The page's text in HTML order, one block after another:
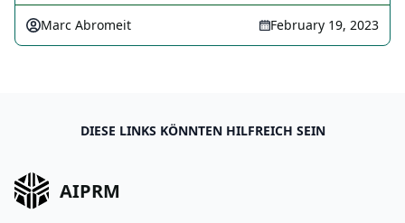
Marc Abromeit February 19, 2023
DIESE LINKS KÖNNTEN HILFREICH SEIN
AIPRM